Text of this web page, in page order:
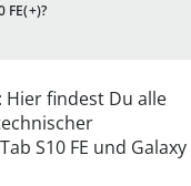
FE(+)?
Hier findest Du alle
S10 FE und Galaxy